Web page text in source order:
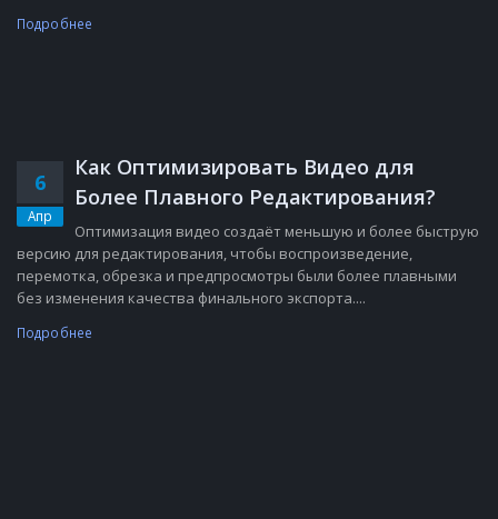
Подробнее
6
Апр
Как Оптимизировать Видео для
Более Плавного Редактирования?
Оптимизация видео создаёт меньшую и более быструю
версию для редактирования, чтобы воспроизведение,
перемотка, обрезка и предпросмотры были более плавными
без изменения качества финального экспорта....
Подробнее